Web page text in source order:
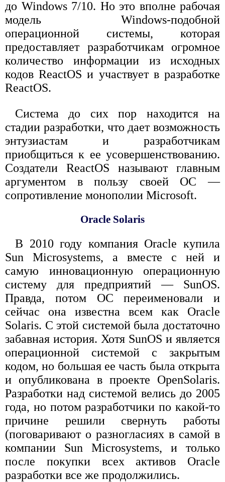
до Windows 7/10. Но это вполне рабочая
модель Windows-подобной
операционной системы, которая
предоставляет разработчикам огромное
количество информации из исходных
кодов ReactOS и участвует в разработке
ReactOS.
Система до сих пор находится на
стадии разработки, что дает возможность
энтузиастам и разработчикам
приобщиться к ее усовершенствованию.
Создатели ReactOS называют главным
аргументом в пользу своей ОС —
сопротивление монополии Microsoft.
Oracle Solaris
В 2010 году компания Oracle купила
Sun Microsystems, а вместе с ней и
самую инновационную операционную
систему для предприятий — SunOS.
Правда, потом ОС переименовали и
сейчас она известна всем как Oracle
Solaris. С этой системой была достаточно
забавная история. Хотя SunOS и является
операционной системой с закрытым
кодом, но большая ее часть была открыта
и опубликована в проекте OpenSolaris.
Разработки над системой велись до 2005
года, но потом разработчики по какой-то
причине решили свернуть работы
(поговаривают о разногласиях в самой в
компании Sun Microsystems, и только
после покупки всех активов Oracle
разработки все же продолжились.